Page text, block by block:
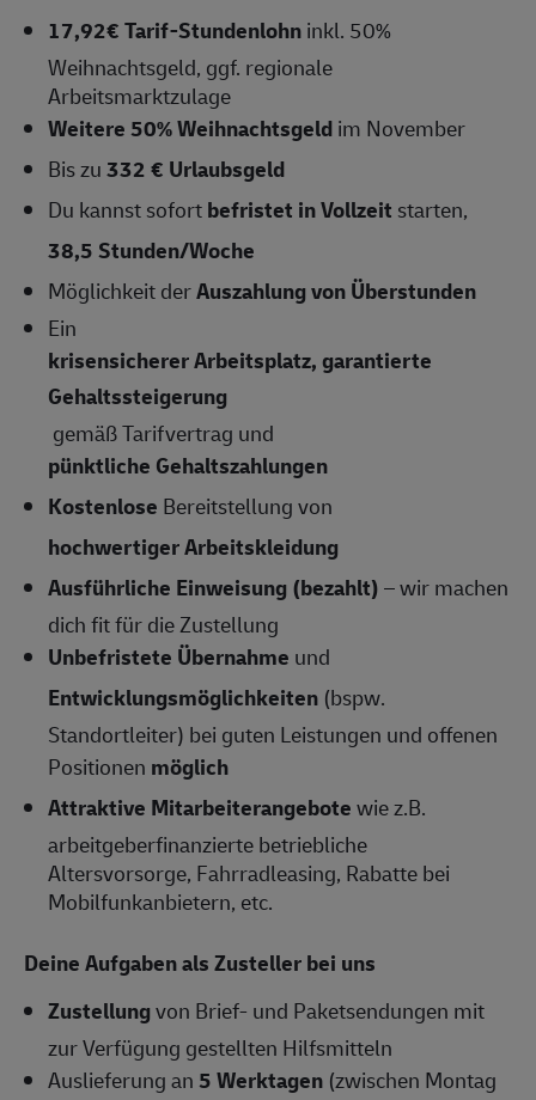
17,92€ Tarif-Stundenlohninkl. 50%
Weihnachtsgeld, ggf. regionale
Arbeitsmarktzulage
Weitere 50% Weihnachtsgeldim November
Bis zu332 € Urlaubsgeld
Du kannst sofortbefristet in Vollzeit starten,
38,5 Stunden/Woche
Möglichkeit derAuszahlung von Überstunden
Ein
krisensicherer Arbeitsplatz, garantierte
Gehaltssteigerung
gemäß Tarifvertrag und
pünktliche Gehaltszahlungen
Kostenlose Bereitstellung von
hochwertiger Arbeitskleidung
Ausführliche Einweisung (bezahlt)– wir machen
dich fit für die Zustellung
Unbefristete Übernahme und
Entwicklungsmöglichkeiten (bspw.
Standortleiter) bei guten Leistungen und offenen
Positionen möglich
Attraktive Mitarbeiterangebotewie z.B.
arbeitgeberfinanzierte betriebliche
Altersvorsorge, Fahrradleasing, Rabatte bei
Mobilfunkanbietern, etc.
Deine Aufgaben alsZustellerbei uns
Zustellungvon Brief- und Paketsendungen mit
zur Verfügung gestellten Hilfsmitteln
Auslieferung an5 Werktagen (zwischen Montag